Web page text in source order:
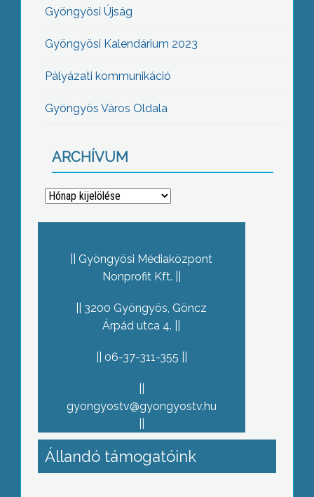
Gyöngyösi Újság
Gyöngyösi Kalendárium 2023
Pályázati kommunikáció
Gyöngyös Város Oldala
ARCHÍVUM
Archívum
Gyöngyösi Médiaközpont
Nonprofit Kft.
3200 Gyöngyös, Göncz
Árpád utca 4.
06-37-311-355
gyongyostv@gyongyostv.hu
Állandó támogatóink